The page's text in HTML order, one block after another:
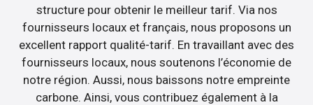
structure pour obtenir le meilleur tarif. Via nos
fournisseurs locaux et français, nous proposons un
excellent rapport qualité-tarif. En travaillant avec des
fournisseurs locaux, nous soutenons l’économie de
notre région. Aussi, nous baissons notre empreinte
carbone. Ainsi, vous contribuez également à la